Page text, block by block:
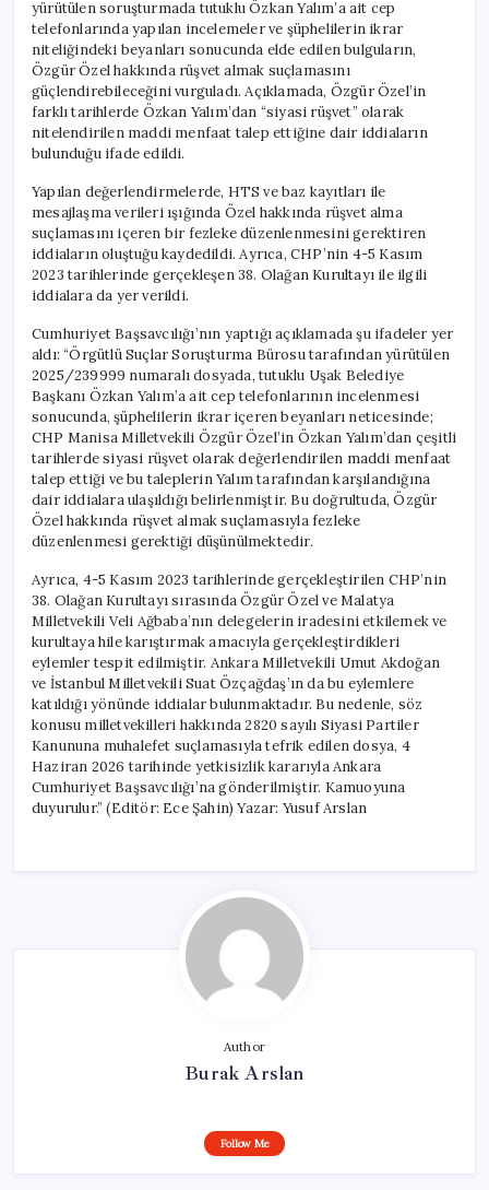
yürütülen soruşturmada tutuklu Özkan Yalım’a ait cep
telefonlarında yapılan incelemeler ve şüphelilerin ikrar
niteliğindeki beyanları sonucunda elde edilen bulguların,
Özgür Özel hakkında rüşvet almak suçlamasını
güçlendirebileceğini vurguladı. Açıklamada, Özgür Özel’in
farklı tarihlerde Özkan Yalım’dan “siyasi rüşvet” olarak
nitelendirilen maddi menfaat talep ettiğine dair iddiaların
bulunduğu ifade edildi.
Yapılan değerlendirmelerde, HTS ve baz kayıtları ile
mesajlaşma verileri ışığında Özel hakkında rüşvet alma
suçlamasını içeren bir fezleke düzenlenmesini gerektiren
iddiaların oluştuğu kaydedildi. Ayrıca, CHP’nin 4-5 Kasım
2023 tarihlerinde gerçekleşen 38. Olağan Kurultayı ile ilgili
iddialara da yer verildi.
Cumhuriyet Başsavcılığı’nın yaptığı açıklamada şu ifadeler yer
aldı: “Örgütlü Suçlar Soruşturma Bürosu tarafından yürütülen
2025/239999 numaralı dosyada, tutuklu Uşak Belediye
Başkanı Özkan Yalım’a ait cep telefonlarının incelenmesi
sonucunda, şüphelilerin ikrar içeren beyanları neticesinde;
CHP Manisa Milletvekili Özgür Özel’in Özkan Yalım’dan çeşitli
tarihlerde siyasi rüşvet olarak değerlendirilen maddi menfaat
talep ettiği ve bu taleplerin Yalım tarafından karşılandığına
dair iddialara ulaşıldığı belirlenmiştir. Bu doğrultuda, Özgür
Özel hakkında rüşvet almak suçlamasıyla fezleke
düzenlenmesi gerektiği düşünülmektedir.
Ayrıca, 4-5 Kasım 2023 tarihlerinde gerçekleştirilen CHP’nin
38. Olağan Kurultayı sırasında Özgür Özel ve Malatya
Milletvekili Veli Ağbaba’nın delegelerin iradesini etkilemek ve
kurultaya hile karıştırmak amacıyla gerçekleştirdikleri
eylemler tespit edilmiştir. Ankara Milletvekili Umut Akdoğan
ve İstanbul Milletvekili Suat Özçağdaş’ın da bu eylemlere
katıldığı yönünde iddialar bulunmaktadır. Bu nedenle, söz
konusu milletvekilleri hakkında 2820 sayılı Siyasi Partiler
Kanununa muhalefet suçlamasıyla tefrik edilen dosya, 4
Haziran 2026 tarihinde yetkisizlik kararıyla Ankara
Cumhuriyet Başsavcılığı’na gönderilmiştir. Kamuoyuna
duyurulur.” (Editör: Ece Şahin) Yazar: Yusuf Arslan
Author
Burak Arslan
Follow Me